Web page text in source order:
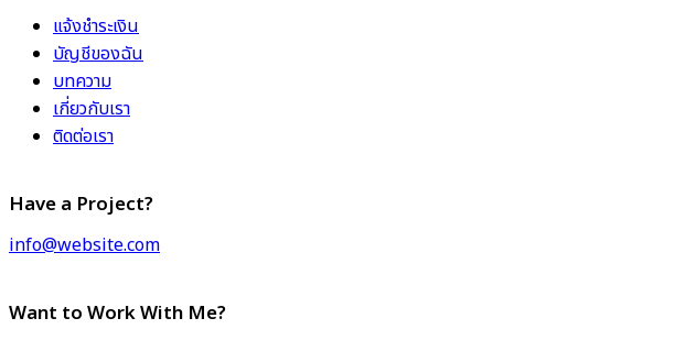
แจ้งชำระเงิน
บัญชีของฉัน
บทความ
เกี่ยวกับเรา
ติดต่อเรา
Have a Project?
info@website.com
Want to Work With Me?